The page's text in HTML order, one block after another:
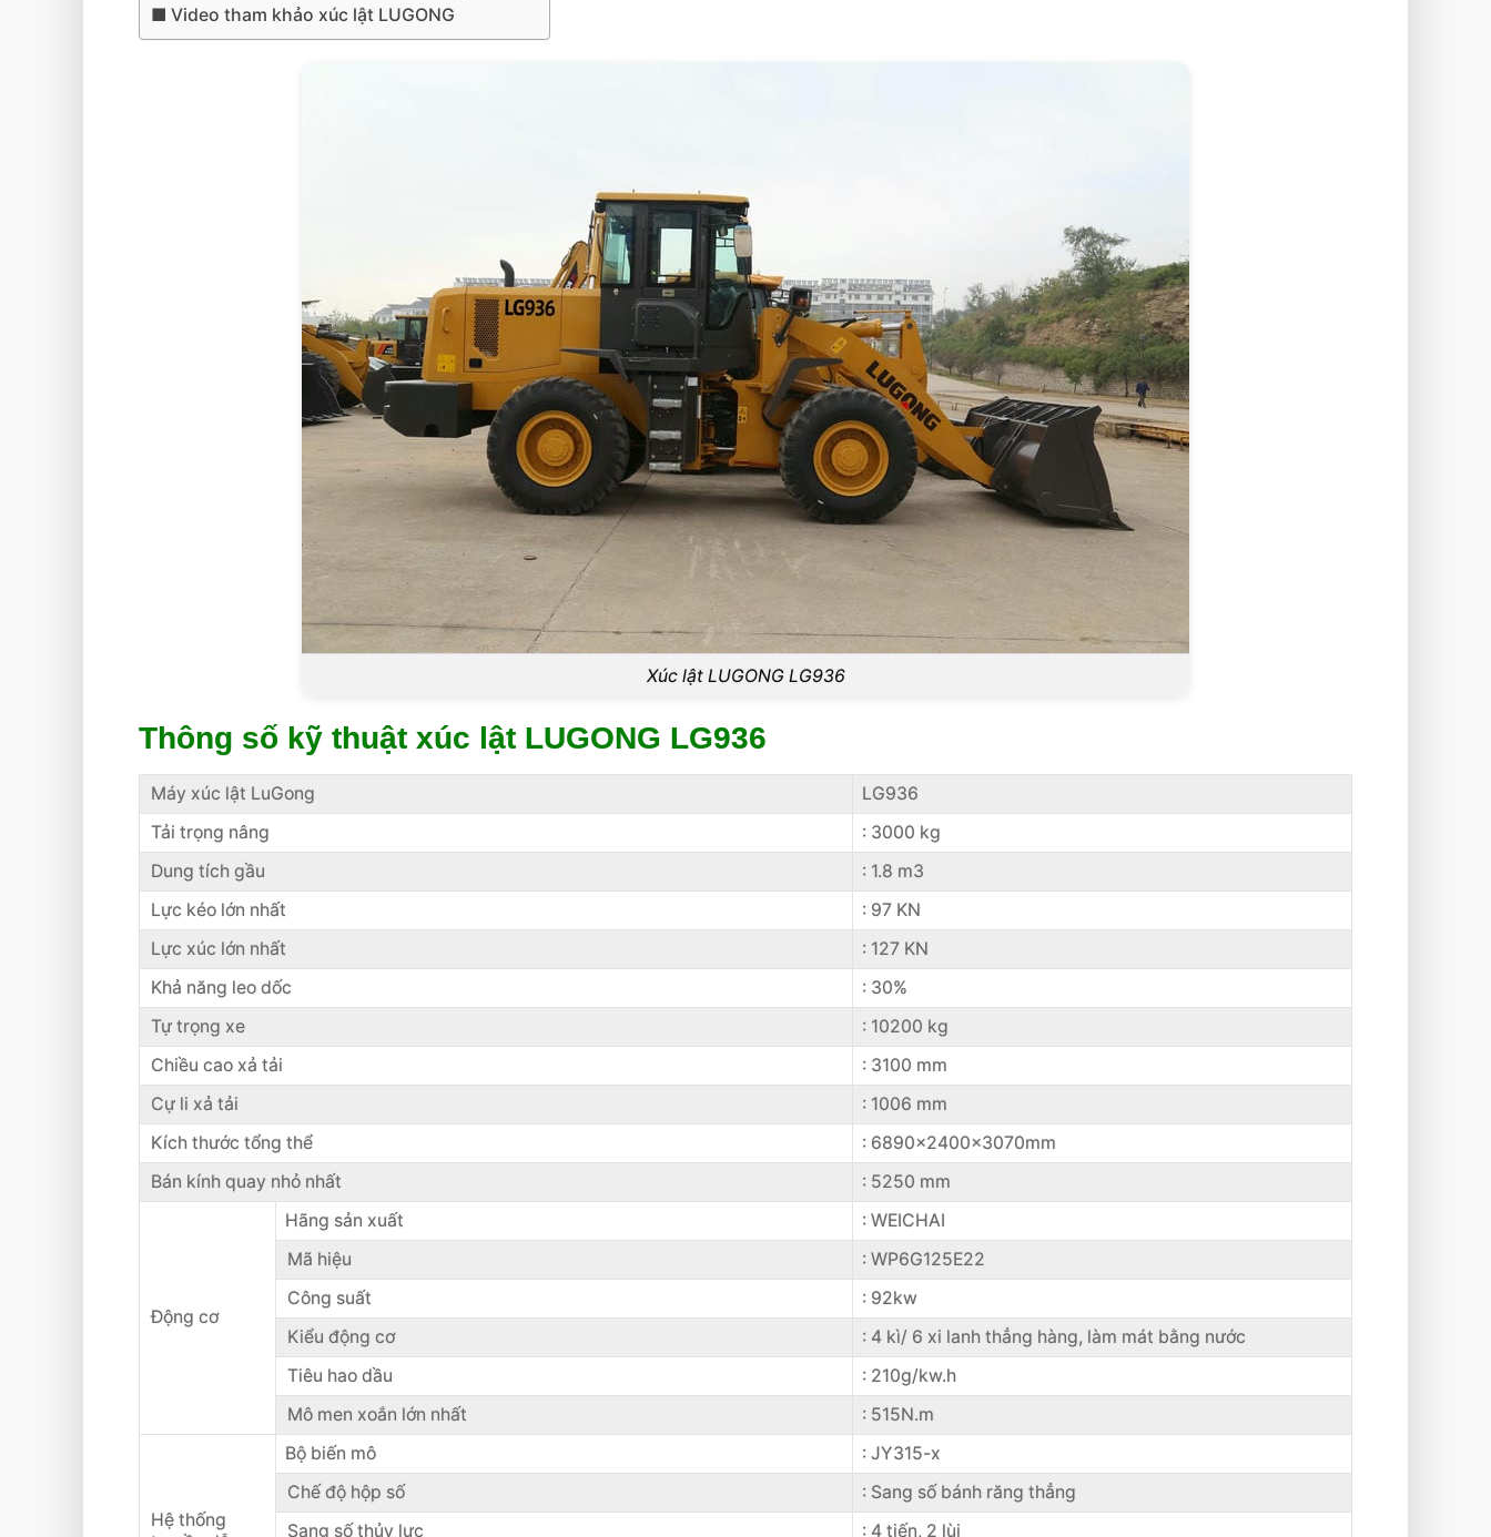
Video tham khảo xúc lật LUGONG
Xúc lật LUGONG LG936
Thông số kỹ thuật xúc lật LUGONG LG936
Máy xúc lật LuGong
LG936
Tải trọng nâng
: 3000 kg
Dung tích gầu
: 1.8 m3
Lực kéo lớn nhất
: 97 KN
Lực xúc lớn nhất
: 127 KN
Khả năng leo dốc
: 30%
Tự trọng xe
: 10200 kg
Chiều cao xả tải
: 3100 mm
Cự li xả tải
: 1006 mm
Kích thước tổng thể
: 6890×2400×3070mm
Bán kính quay nhỏ nhất
: 5250 mm
Động cơ
Hãng sản xuất
: WEICHAI
Mã hiệu
: WP6G125E22
Công suất
: 92kw
Kiểu động cơ
: 4 kì/ 6 xi lanh thẳng hàng, làm mát bằng nước
Tiêu hao dầu
: 210g/kw.h
Mô men xoắn lớn nhất
: 515N.m
Hệ thống
Bộ biến mô
: JY315-x
Chế độ hộp số
: Sang số bánh răng thẳng
Sang số thủy lực
: 4 tiến, 2 lùi